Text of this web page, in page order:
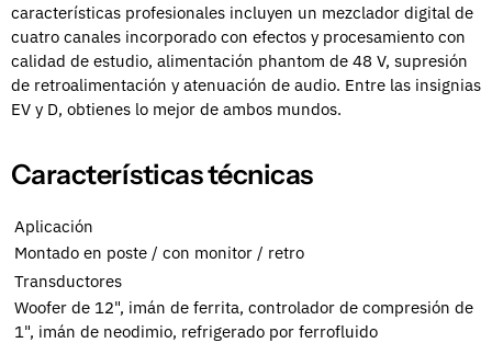
características profesionales incluyen un mezclador digital de
cuatro canales incorporado con efectos y procesamiento con
calidad de estudio, alimentación phantom de 48 V, supresión
de retroalimentación y atenuación de audio. Entre las insignias
EV y D, obtienes lo mejor de ambos mundos.
Características técnicas
Aplicación
Montado en poste / con monitor / retro
Transductores
Woofer de 12", imán de ferrita, controlador de compresión de
1", imán de neodimio, refrigerado por ferrofluido